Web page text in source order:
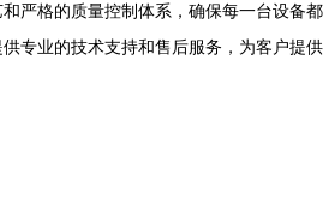
严格的质量控制体系，确保每一台设备都
专业的技术支持和售后服务，为客户提供